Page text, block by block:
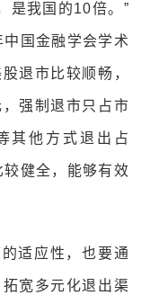
是我国的10倍。”
国金融学会学术
退市比较顺畅，
强制退市只占市
其他方式退出占
健全，能够有效
适应性，也要通
宽多元化退出渠